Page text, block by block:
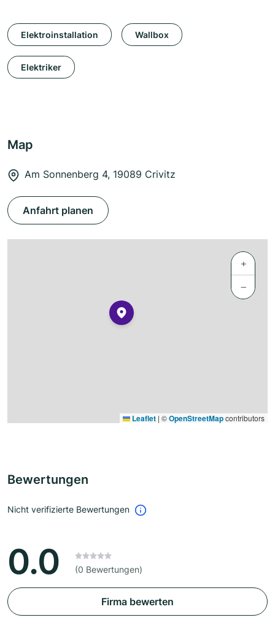
Elektroinstallation Wallbox
Elektriker
Map
Am Sonnenberg 4, 19089 Crivitz
Anfahrt planen
+
−
Leaflet | ©OpenStreetMapcontributors
Bewertungen
Nicht verifizierte Bewertungen
0.0 (0 Bewertungen)
Firma bewerten